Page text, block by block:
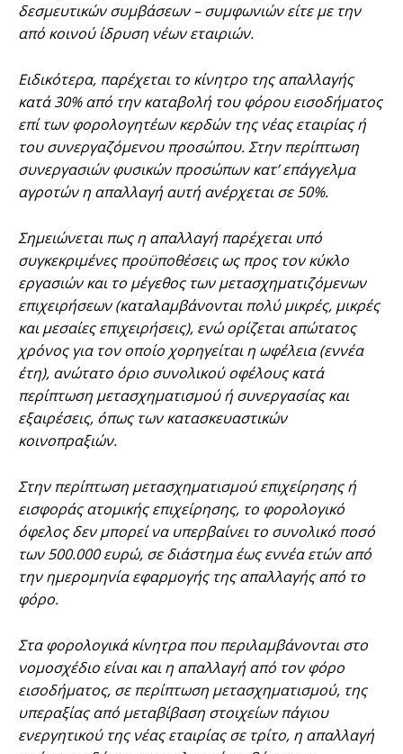
δεσμευτικών συμβάσεων – συμφωνιών είτε με την
από κοινού ίδρυση νέων εταιριών.
Ειδικότερα, παρέχεται το κίνητρο της απαλλαγής
κατά 30% από την καταβολή του φόρου εισοδήματος
επί των φορολογητέων κερδών της νέας εταιρίας ή
του συνεργαζόμενου προσώπου. Στην περίπτωση
συνεργασιών φυσικών προσώπων κατ’ επάγγελμα
αγροτών η απαλλαγή αυτή ανέρχεται σε 50%.
Σημειώνεται πως η απαλλαγή παρέχεται υπό
συγκεκριμένες προϋποθέσεις ως προς τον κύκλο
εργασιών και το μέγεθος των μετασχηματιζόμενων
επιχειρήσεων (καταλαμβάνονται πολύ μικρές, μικρές
και μεσαίες επιχειρήσεις), ενώ ορίζεται απώτατος
χρόνος για τον οποίο χορηγείται η ωφέλεια (εννέα
έτη), ανώτατο όριο συνολικού οφέλους κατά
περίπτωση μετασχηματισμού ή συνεργασίας και
εξαιρέσεις, όπως των κατασκευαστικών
κοινοπραξιών.
Στην περίπτωση μετασχηματισμού επιχείρησης ή
εισφοράς ατομικής επιχείρησης, το φορολογικό
όφελος δεν μπορεί να υπερβαίνει το συνολικό ποσό
των 500.000 ευρώ, σε διάστημα έως εννέα ετών από
την ημερομηνία εφαρμογής της απαλλαγής από το
φόρο.
Στα φορολογικά κίνητρα που περιλαμβάνονται στο
νομοσχέδιο είναι και η απαλλαγή από τον φόρο
εισοδήματος, σε περίπτωση μετασχηματισμού, της
υπεραξίας από μεταβίβαση στοιχείων πάγιου
ενεργητικού της νέας εταιρίας σε τρίτο, η απαλλαγή